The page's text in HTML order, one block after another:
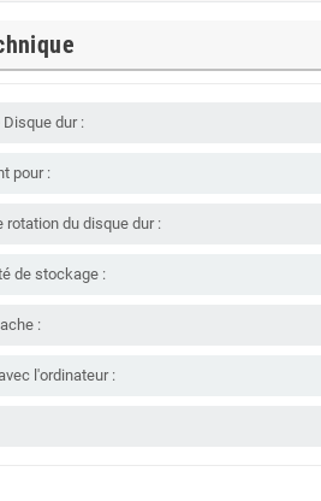
Disque dur :
pour :
rotation du disque dur :
de stockage :
:
l'ordinateur :